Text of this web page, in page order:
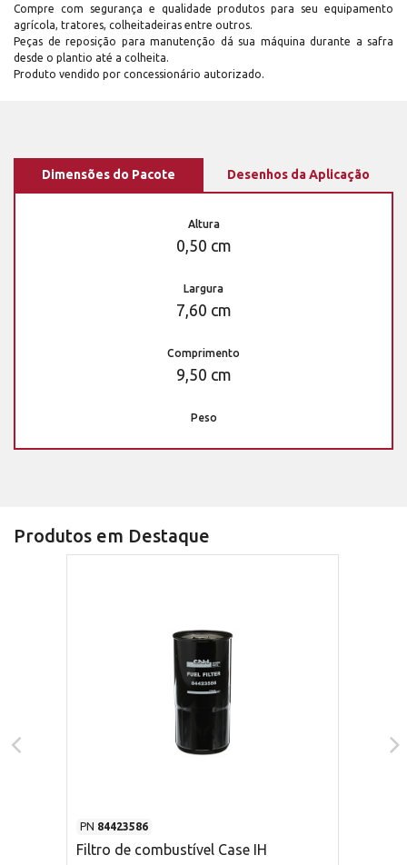
Compre com segurança e qualidade produtos para seu equipamento
agrícola, tratores, colheitadeiras entre outros.
Peças de reposição para manutenção dá sua máquina durante a safra
desde o plantio até a colheita.
Produto vendido por concessionário autorizado.
Dimensões do Pacote Desenhos da Aplicação
Altura
0,50 cm
Largura
7,60 cm
Comprimento
9,50 cm
Peso
Produtos em Destaque
PN 84423586
Filtro de combustível Case IH